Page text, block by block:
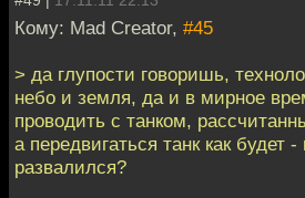
Кому: Mad Creator, #45
> да глупости говоришь,
небо и земля, да и в мирное
проводить с танком,
а передвигаться танк как будет
развалился?